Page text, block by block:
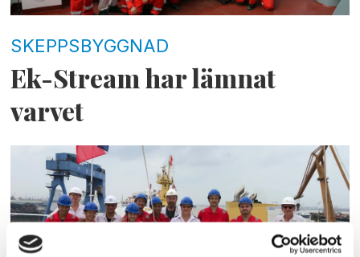
SKEPPSBYGGNAD
Ek-Stream har lämnat
varvet